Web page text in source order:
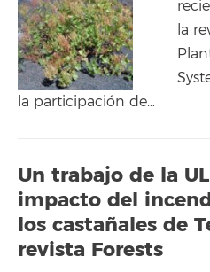
la
la participación de…
Un trabajo de la
impacto del
los castañales de
revista Forests